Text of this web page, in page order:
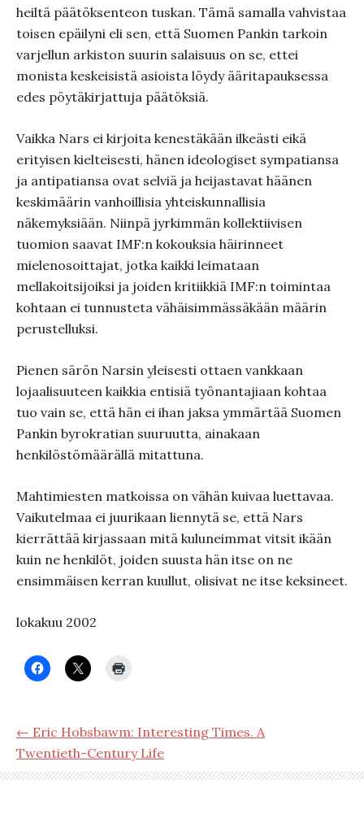
heiltä päätöksenteon tuskan. Tämä samalla vahvistaa
toisen epäilyni eli sen, että Suomen Pankin tarkoin
varjellun arkiston suurin salaisuus on se, ettei
monista keskeisistä asioista löydy ääritapauksessa
edes pöytäkirjattuja päätöksiä.
Vaikka Nars ei kirjoita kenestäkään ilkeästi eikä
erityisen kielteisesti, hänen ideologiset sympatiansa
ja antipatiansa ovat selviä ja heijastavat häänen
keskimäärin vanhoillisia yhteiskunnallisia
näkemyksiään. Niinpä jyrkimmän kollektiivisen
tuomion saavat IMF:n kokouksia häirinneet
mielenosoittajat, jotka kaikki leimataan
mellakoitsijoiksi ja joiden kritiikkiä IMF:n toimintaa
kohtaan ei tunnusteta vähäisimmässäkään määrin
perustelluksi.
Pienen särön Narsin yleisesti ottaen vankkaan
lojaalisuuteen kaikkia entisiä työnantajiaan kohtaa
tuo vain se, että hän ei ihan jaksa ymmärtää Suomen
Pankin byrokratian suuruutta, ainakaan
henkilöstömäärällä mitattuna.
Mahtimiesten matkoissa on vähän kuivaa luettavaa.
Vaikutelmaa ei juurikaan liennytä se, että Nars
kierrättää kirjassaan mitä kuluneimmat vitsit ikään
kuin ne henkilöt, joiden suusta hän itse on ne
ensimmäisen kerran kuullut, olisivat ne itse keksineet.
lokakuu 2002
← Eric Hobsbawm: Interesting Times. A
Twentieth-Century Life